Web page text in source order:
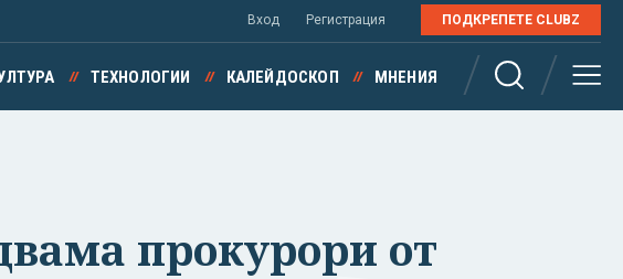
Вход Регистрация ПОДКРЕПЕТЕ CLUBZ
ТЕХНОЛОГИИ КАЛЕЙДОСКОП МНЕНИЯ
прокурори от